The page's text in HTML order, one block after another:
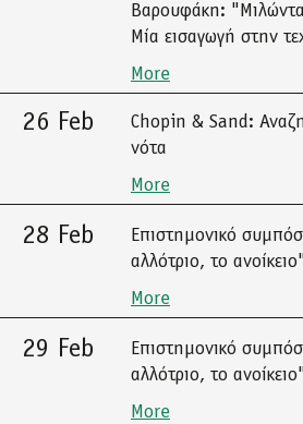
Βαρουφάκη:
Μία εισαγωγή στην
More
26 Feb
Chopin & Sand:
νότα
More
28 Feb
Επιστημονικό
αλλότριο, το
More
29 Feb
Επιστημονικό
αλλότριο, το
More